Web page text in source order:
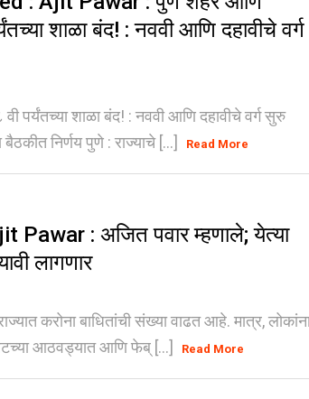
शाळा बंद! : नववी आणि दहावीचे वर्ग
पर्यंतच्या शाळा बंद! : नववी आणि दहावीचे वर्ग सुरु
निर्णय पुणे : राज्याचे [...]
Read More
: अजित पवार म्हणाले; येत्या
लागणार
करोना बाधितांची संख्या वाढत आहे. मात्र,
आठवड्यात आणि फेब् [...]
Read More